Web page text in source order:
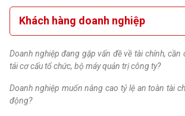
Khách hàng doanh nghiệp
Doanh nghiệp đang gặp vấn đề về tài chính, cần
tái cơ cấu tổ chức, bộ máy quản trị công ty?
Doanh nghiệp muốn nâng cao tỷ lệ an toàn tài
động?